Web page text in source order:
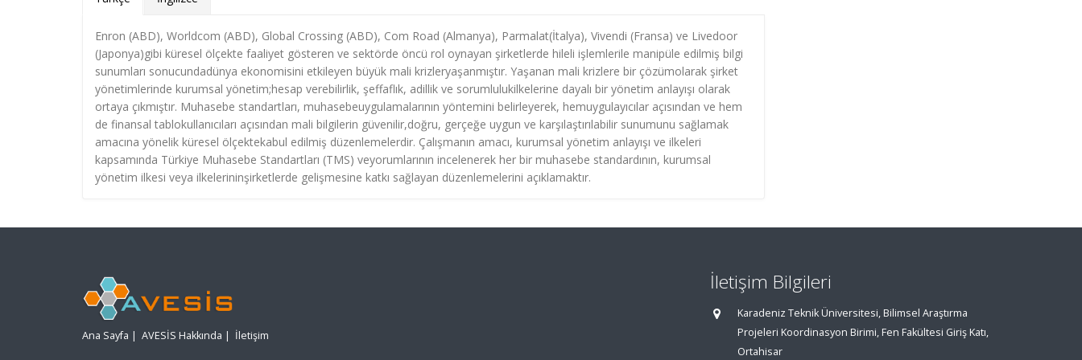
Enron (ABD), Worldcom (ABD), Global Crossing (ABD), Com Road (Almanya), Parmalat(İtalya), Vivendi (Fransa) ve Livedoor
(Japonya)gibi küresel ölçekte faaliyet gösteren ve sektörde öncü rol oynayan şirketlerde hileli işlemlerile manipüle edilmiş bilgi
sunumları sonucundadünya ekonomisini etkileyen büyük mali krizleryaşanmıştır. Yaşanan mali krizlere bir çözümolarak şirket
yönetimlerinde kurumsal yönetim;hesap verebilirlik, şeffaflık, adillik ve sorumlulukilkelerine dayalı bir yönetim anlayışı olarak
ortaya çıkmıştır. Muhasebe standartları, muhasebeuygulamalarının yöntemini belirleyerek, hemuygulayıcılar açısından ve hem
de finansal tablokullanıcıları açısından mali bilgilerin güvenilir,doğru, gerçeğe uygun ve karşılaştırılabilir sunumunu sağlamak
amacına yönelik küresel ölçektekabul edilmiş düzenlemelerdir. Çalışmanın amacı, kurumsal yönetim anlayışı ve ilkeleri
kapsamında Türkiye Muhasebe Standartları (TMS) veyorumlarının incelenerek her bir muhasebe standardının, kurumsal
yönetim ilkesi veya ilkelerininşirketlerde gelişmesine katkı sağlayan düzenlemelerini açıklamaktır.
Ana Sayfa | AVESİS Hakkında | İletişim
İletişim Bilgileri
Karadeniz Teknik Üniversitesi, Bilimsel Araştırma
Projeleri Koordinasyon Birimi, Fen Fakültesi Giriş Katı,
Ortahisar